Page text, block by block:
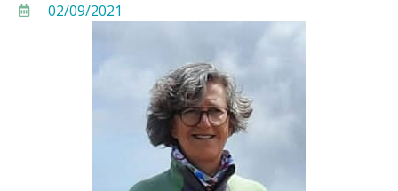
02/09/2021